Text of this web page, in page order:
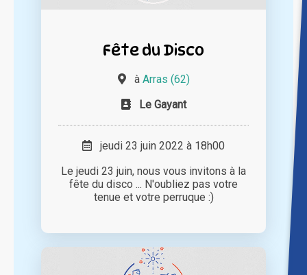
Fête du Disco
à Arras (62)
Le Gayant
jeudi 23 juin 2022 à 18h00
Le jeudi 23 juin, nous vous invitons à la
fête du disco ... N'oubliez pas votre
tenue et votre perruque :)